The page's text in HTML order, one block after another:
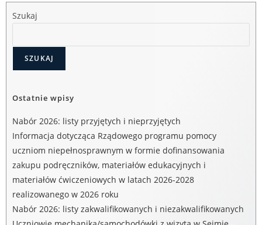
Szukaj
SZUKAJ
Ostatnie wpisy
Nabór 2026: listy przyjętych i nieprzyjętych
Informacja dotycząca Rządowego programu pomocy
uczniom niepełnosprawnym w formie dofinansowania
zakupu podręczników, materiałów edukacyjnych i
materiałów ćwiczeniowych w latach 2026-2028
realizowanego w 2026 roku
Nabór 2026: listy zakwalifikowanych i niezakwalifikowanych